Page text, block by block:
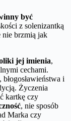
być
z solenizantką
nie brzmią jak
jej imienia,
cechami.
, błogosławieństwa i
Życzenia
kartkę czy
, nie sposób
Marka czy